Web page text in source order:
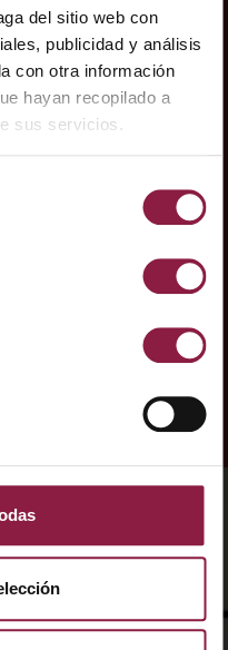
del sitio web con
publicidad y análisis
con otra información
hayan recopilado a
sus servicios.
Content
con
de Gypsabella y OSO
de iluminación